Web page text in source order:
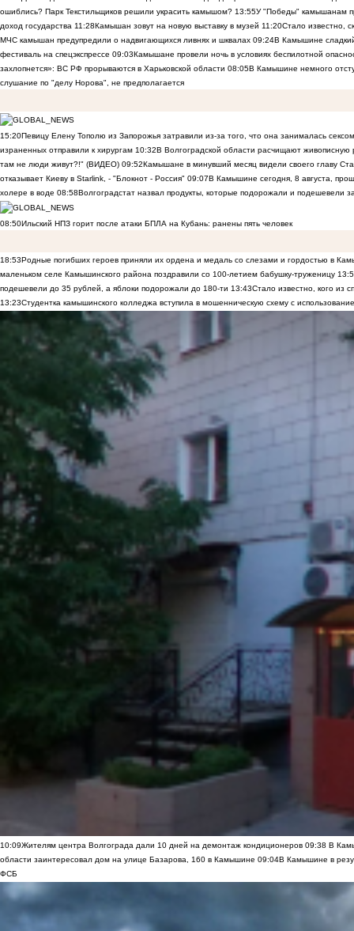
ошиблись? Парк Текстильщиков решили украсить камышом? 13:55У "Победы" камышанам
доход государства 11:28Камышан зовут на новую выставку в музей 11:20Стало известно,
МЧС камышан предупредили о надвигающихся ливнях и шквалах 09:24В Камышине
фестиваль на спецэкспрессе 09:03Камышане провели ночь в условиях беспилотной
захлопнется»: ВС РФ прорываются в Харьковской области 08:05В Камышине немного
слушание по "делу Норова", не предполагается
15:20Певицу Елену Тополю из Запорожья затравили из-за того, что она занималась
израненных отправили к хирургам 10:32В Волгоградской области расчищают
там не люди живут?!" (ВИДЕО) 09:52Камышане в минувший месяц видели своего главу
отказывает Киеву в Starlink, - "Блокнот - Россия" 09:07В Камышине сегодня, 8 августа,
холере в воде 08:58Волгоградстат назвал продукты, которые подорожали и подешевели
08:50Ильский НПЗ горит после атаки БПЛА на Кубань: ранены пять человек
18:53Родные погибших героев приняли их ордена и медаль со слезами и гордостью в
маленьком селе Камышинского района поздравили со 100-летием бабушку-труженицу
подешевели до 35 рублей, а яблоки подорожали до 180-ти 13:43Стало известно, кого из
13:23Студентка камышинского колледжа вступила в мошенническую схему с
10:09Жителям центра Волгограда дали 10 дней на демонтаж кондиционеров 09:38 В
области заинтересовал дом на улице Базарова, 160 в Камышине 09:04В Камышине в
ФСБ